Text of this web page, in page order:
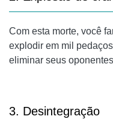
Com esta morte, você
explodir em mil
eliminar seus
3. Desintegração